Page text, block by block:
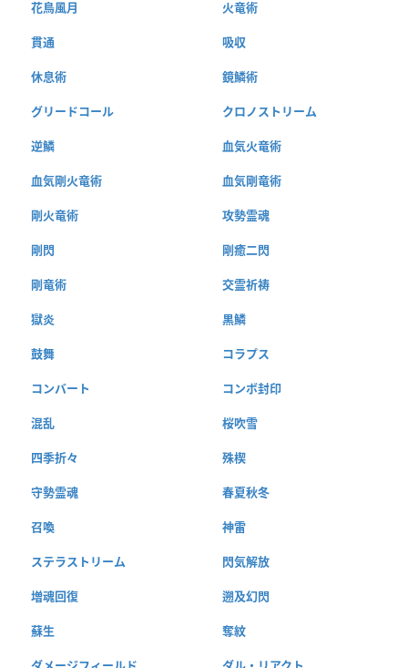
花鳥風月 火竜術
貫通 吸収
休息術 鏡鱗術
グリードコール クロノストリーム
逆鱗 血気火竜術
血気剛火竜術 血気剛竜術
剛火竜術 攻勢霊魂
剛閃 剛癒二閃
剛竜術 交霊祈祷
獄炎 黒鱗
鼓舞 コラプス
コンバート コンボ封印
混乱 桜吹雪
四季折々 殊楔
守勢霊魂 春夏秋冬
召喚 神雷
ステラストリーム 閃気解放
増魂回復 遡及幻閃
蘇生 奪紋